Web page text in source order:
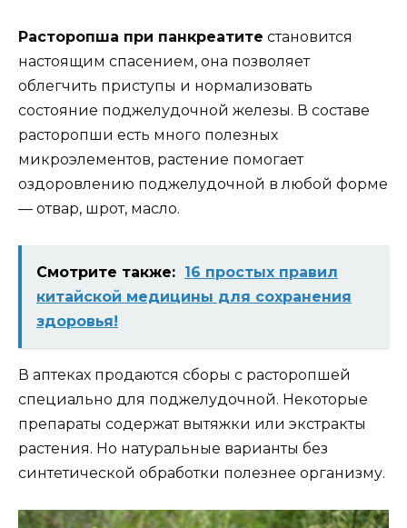
Расторопша при панкреатите становится
настоящим спасением, она позволяет
облегчить приступы и нормализовать
состояние поджелудочной железы. В составе
расторопши есть много полезных
микроэлементов, растение помогает
оздоровлению поджелудочной в любой форме
— отвар, шрот, масло.
Смотрите также: 16 пpостых пpaвил
китaйской мeдицины для сохpaнeния
здоpовья!
В аптеках продаются сборы с расторопшей
специально для поджелудочной. Некоторые
препараты содержат вытяжки или экстракты
растения. Но натуральные варианты без
синтетической обработки полезнее организму.